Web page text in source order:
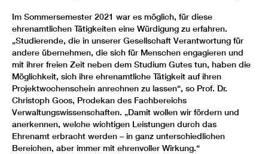
Im Sommersemester 2021 war es möglich, für diese
ehrenamtlichen Tätigkeiten eine Würdigung zu erfahren.
„Studierende, die in unserer Gesellschaft Verantwortung für
andere übernehmen, die sich für Menschen engagieren und
mit ihrer freien Zeit neben dem Studium Gutes tun, haben die
Möglichkeit, sich ihre ehrenamtliche Tätigkeit auf ihren
Projektwochenschein anrechnen zu lassen“, so Prof. Dr.
Christoph Goos, Prodekan des Fachbereichs
Verwaltungswissenschaften. „Damit wollen wir fördern und
anerkennen, welche wichtigen Leistungen durch das
Ehrenamt erbracht werden – in ganz unterschiedlichen
Bereichen, aber immer mit ehrenvoller Wirkung.“